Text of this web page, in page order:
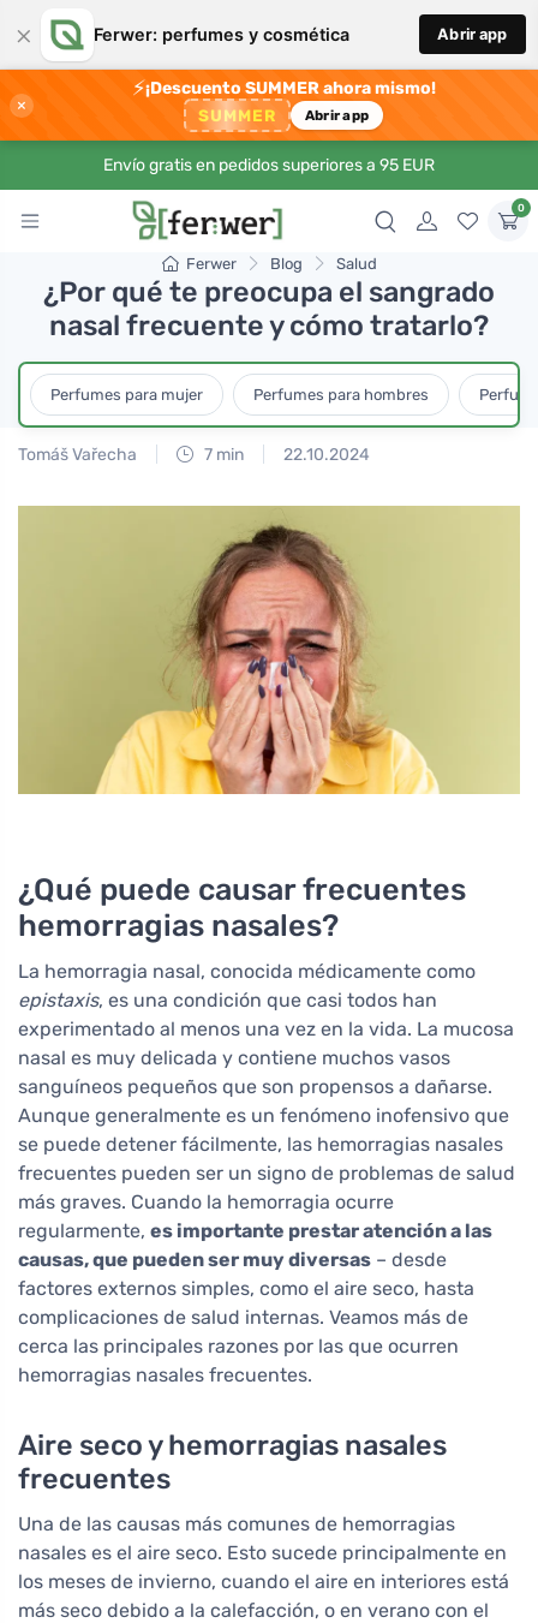
× Ferwer: perfumes y cosmética Abrir app
×
⚡¡Descuento SUMMER ahora mismo!
SUMMER Abrir app
Envío gratis en pedidos superiores a 95 EUR
0
Ferwer Blog Salud
¿Por qué te preocupa el sangrado
nasal frecuente y cómo tratarlo?
Perfumes para mujer Perfumes para hombres
Tomáš Vařecha 7 min 22.10.2024
¿Qué puede causar frecuentes
hemorragias nasales?
La hemorragia nasal, conocida médicamente como
epistaxis, es una condición que casi todos han
experimentado al menos una vez en la vida. La mucosa
nasal es muy delicada y contiene muchos vasos
sanguíneos pequeños que son propensos a dañarse.
Aunque generalmente es un fenómeno inofensivo que
se puede detener fácilmente, las hemorragias nasales
frecuentes pueden ser un signo de problemas de salud
más graves. Cuando la hemorragia ocurre
regularmente, es importante prestar atención a las
causas, que pueden ser muy diversas – desde
factores externos simples, como el aire seco, hasta
complicaciones de salud internas. Veamos más de
cerca las principales razones por las que ocurren
hemorragias nasales frecuentes.
Aire seco y hemorragias nasales
frecuentes
Una de las causas más comunes de hemorragias
nasales es el aire seco. Esto sucede principalmente en
los meses de invierno, cuando el aire en interiores está
más seco debido a la calefacción, o en verano con el